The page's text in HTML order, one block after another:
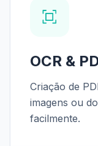
OCR &
Criação de
imagens ou
facilmente.